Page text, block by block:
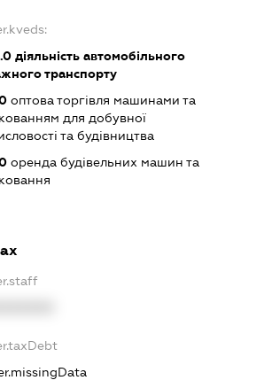
діяльність автомобільного
транспорту
оптова торгівля машинами та
для добувної
та будівництва
оренда будівельних машин та